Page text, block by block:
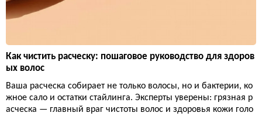
Как чистить расческу: пошаговое руководство для здоров
ых волос
Ваша расческа собирает не только волосы, но и бактерии, ко
жное сало и остатки стайлинга. Эксперты уверены: грязная р
асческа — главный враг чистоты волос и здоровья кожи голо